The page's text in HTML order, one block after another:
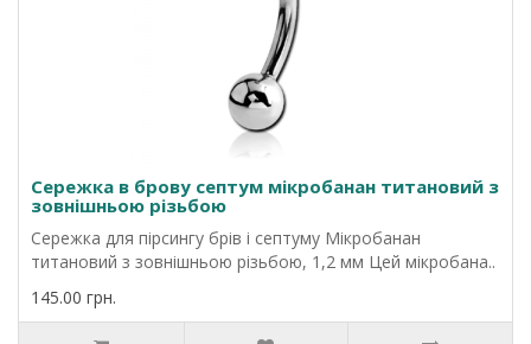
Сережка в брову септум мікробанан титановий з
зовнішньою різьбою
Сережка для пірсингу брів і септуму Мікробанан
титановий з зовнішньою різьбою, 1,2 мм Цей мікробана..
145.00 грн.